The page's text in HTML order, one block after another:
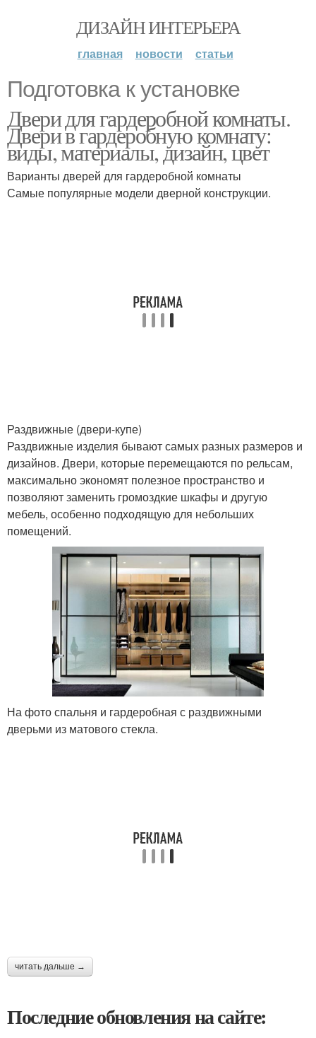
ДИЗАЙН ИНТЕРЬЕРА
главная новости статьи
Подготовка к установке
Двери для гардеробной комнаты.
Двери в гардеробную комнату:
виды, материалы, дизайн, цвет
Варианты дверей для гардеробной комнаты
Самые популярные модели дверной конструкции.
Раздвижные (двери-купе)
Раздвижные изделия бывают самых разных размеров и
дизайнов. Двери, которые перемещаются по рельсам,
максимально экономят полезное пространство и
позволяют заменить громоздкие шкафы и другую
мебель, особенно подходящую для небольших
помещений.
На фото спальня и гардеробная с раздвижными
дверьми из матового стекла.
читать дальше →
Последние обновления на сайте: